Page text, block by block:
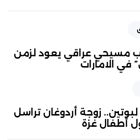
مسيحي عراقي يعود لزمن
في الامارات
لبوتين.. زوجة أردوغان تراسل
أطفال غزة